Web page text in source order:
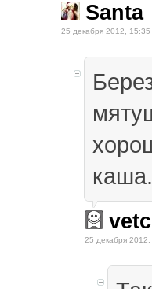
Santa
25 декабря 2012, 15:35
25 декабря